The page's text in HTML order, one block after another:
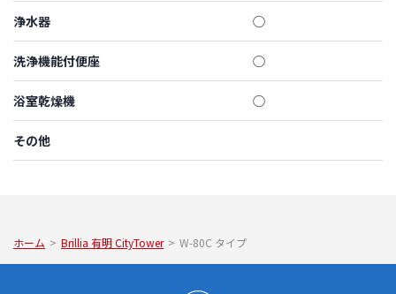
浄水器 ◯
洗浄機能付便座 ◯
浴室乾燥機 ◯
その他
ホーム > Brillia 有明 CityTower > W-80C タイプ